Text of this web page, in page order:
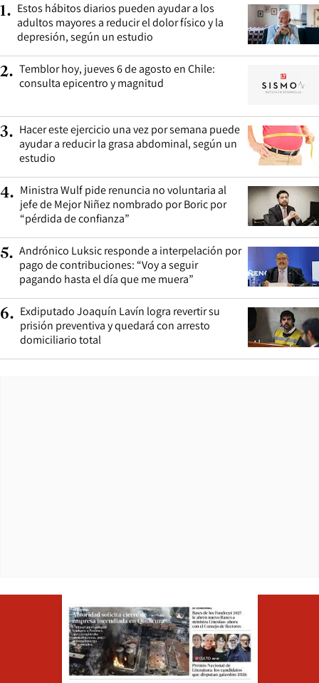
1. Estos hábitos diarios pueden ayudar a los
adultos mayores a reducir el dolor físico y la
depresión, según un estudio
2. Temblor hoy, jueves 6 de agosto en Chile:
consulta epicentro y magnitud
3. Hacer este ejercicio una vez por semana puede
ayudar a reducir la grasa abdominal, según un
estudio
4. Ministra Wulf pide renuncia no voluntaria al
jefe de Mejor Niñez nombrado por Boric por
“pérdida de confianza”
5. Andrónico Luksic responde a interpelación por
pago de contribuciones: “Voy a seguir
pagando hasta el día que me muera”
6. Exdiputado Joaquín Lavín logra revertir su
prisión preventiva y quedará con arresto
domiciliario total